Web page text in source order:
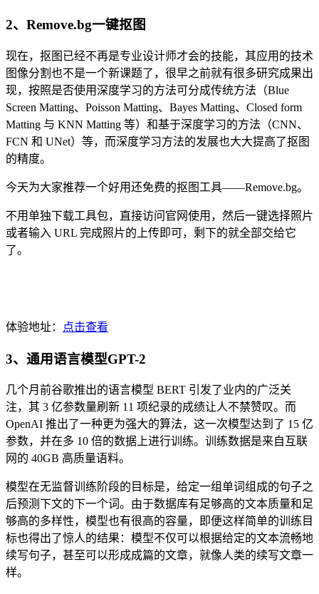
2、Remove.bg一键抠图
现在，抠图已经不再是专业设计师才会的技能，其应用的技术
图像分割也不是一个新课题了，很早之前就有很多研究成果出
现，按照是否使用深度学习的方法可分成传统方法（Blue
Screen Matting、Poisson Matting、Bayes Matting、Closed form
Matting 与 KNN Matting 等）和基于深度学习的方法（CNN、
FCN 和 UNet）等，而深度学习方法的发展也大大提高了抠图
的精度。
今天为大家推荐一个好用还免费的抠图工具——Remove.bg。
不用单独下载工具包，直接访问官网使用，然后一键选择照片
或者输入 URL 完成照片的上传即可，剩下的就全部交给它
了。
体验地址： 点击查看
3、通用语言模型GPT-2
几个月前谷歌推出的语言模型 BERT 引发了业内的广泛关
注，其 3 亿参数量刷新 11 项纪录的成绩让人不禁赞叹。而
OpenAI 推出了一种更为强大的算法，这一次模型达到了 15 亿
参数，并在多 10 倍的数据上进行训练。训练数据是来自互联
网的 40GB 高质量语料。
模型在无监督训练阶段的目标是，给定一组单词组成的句子之
后预测下文的下一个词。由于数据库有足够高的文本质量和足
够高的多样性，模型也有很高的容量，即便这样简单的训练目
标也得出了惊人的结果：模型不仅可以根据给定的文本流畅地
续写句子，甚至可以形成成篇的文章，就像人类的续写文章一
样。